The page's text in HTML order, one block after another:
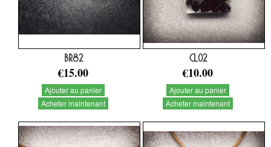
BR82
€15.00
Ajouter au panier
Acheter maintenant
CL02
€10.00
Ajouter au panier
Acheter maintenant